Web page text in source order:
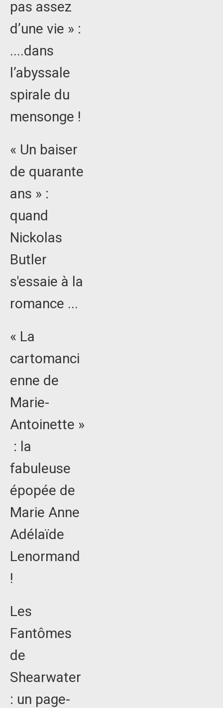
pas assez
d’une vie » :
....dans
l’abyssale
spirale du
mensonge !
« Un baiser
de quarante
ans » :
quand
Nickolas
Butler
s'essaie à la
romance ...
« La
cartomanci
enne de
Marie-
Antoinette »
: la
fabuleuse
épopée de
Marie Anne
Adélaïde
Lenormand
!
Les
Fantômes
de
Shearwater
: un page-